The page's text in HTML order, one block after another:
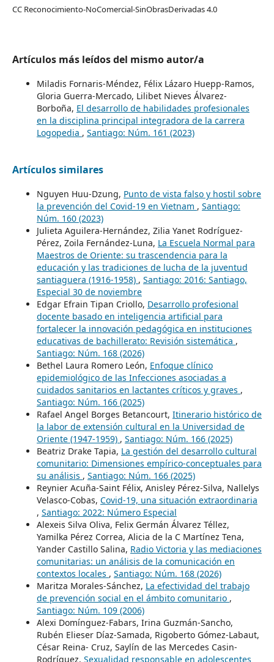
CC Reconocimiento-NoComercial-SinObrasDerivadas 4.0
Artículos más leídos del mismo autor/a
Miladis Fornaris-Méndez, Félix Lázaro Huepp-Ramos,
Gloria Guerra-Mercado, Lilibet Nieves Álvarez-
Borboña, El desarrollo de habilidades profesionales
en la disciplina principal integradora de la carrera
Logopedia , Santiago: Núm. 161 (2023)
Artículos similares
Nguyen Huu-Dzung, Punto de vista falso y hostil sobre
la prevención del Covid-19 en Vietnam , Santiago:
Núm. 160 (2023)
Julieta Aguilera-Hernández, Zilia Yanet Rodríguez-
Pérez, Zoila Fernández-Luna, La Escuela Normal para
Maestros de Oriente: su trascendencia para la
educación y las tradiciones de lucha de la juventud
santiaguera (1916-1958) , Santiago: 2016: Santiago,
Especial 30 de noviembre
Edgar Efrain Tipan Criollo, Desarrollo profesional
docente basado en inteligencia artificial para
fortalecer la innovación pedagógica en instituciones
educativas de bachillerato: Revisión sistemática ,
Santiago: Núm. 168 (2026)
Bethel Laura Romero León, Enfoque clínico
epidemiológico de las Infecciones asociadas a
cuidados sanitarios en lactantes críticos y graves ,
Santiago: Núm. 166 (2025)
Rafael Angel Borges Betancourt, Itinerario histórico de
la labor de extensión cultural en la Universidad de
Oriente (1947-1959) , Santiago: Núm. 166 (2025)
Beatriz Drake Tapia, La gestión del desarrollo cultural
comunitario: Dimensiones empírico-conceptuales para
su análisis , Santiago: Núm. 166 (2025)
Reynier Acuña-Saint Félix, Anisley Pérez-Silva, Nallelys
Velasco-Cobas, Covid-19, una situación extraordinaria
, Santiago: 2022: Número Especial
Alexeis Silva Oliva, Felix Germán Álvarez Téllez,
Yamilka Pérez Correa, Alicia de la C Martínez Tena,
Yander Castillo Salina, Radio Victoria y las mediaciones
comunitarias: un análisis de la comunicación en
contextos locales , Santiago: Núm. 168 (2026)
Maritza Morales-Sánchez, La efectividad del trabajo
de prevención social en el ámbito comunitario ,
Santiago: Núm. 109 (2006)
Alexi Domínguez-Fabars, Irina Guzmán-Sancho,
Rubén Elieser Díaz-Samada, Rigoberto Gómez-Labaut,
César Reina- Cruz, Saylín de las Mercedes Casin-
Rodríguez, Sexualidad responsable en adolescentes